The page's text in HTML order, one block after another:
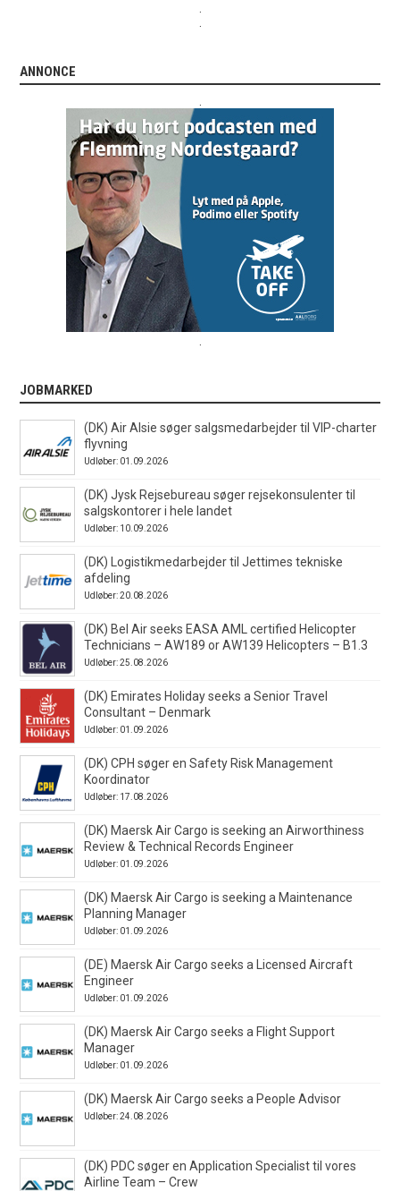
.
.
ANNONCE
.
.
JOBMARKED
(DK) Air Alsie søger salgsmedarbejder til VIP-charter
flyvning
Udløber: 01.09.2026
(DK) Jysk Rejsebureau søger rejsekonsulenter til
salgskontorer i hele landet
Udløber: 10.09.2026
(DK) Logistikmedarbejder til Jettimes tekniske
afdeling
Udløber: 20.08.2026
(DK) Bel Air seeks EASA AML certified Helicopter
Technicians – AW189 or AW139 Helicopters – B1.3
Udløber: 25.08.2026
(DK) Emirates Holiday seeks a Senior Travel
Consultant – Denmark
Udløber: 01.09.2026
(DK) CPH søger en Safety Risk Management
Koordinator
Udløber: 17.08.2026
(DK) Maersk Air Cargo is seeking an Airworthiness
Review & Technical Records Engineer
Udløber: 01.09.2026
(DK) Maersk Air Cargo is seeking a Maintenance
Planning Manager
Udløber: 01.09.2026
(DE) Maersk Air Cargo seeks a Licensed Aircraft
Engineer
Udløber: 01.09.2026
(DK) Maersk Air Cargo seeks a Flight Support
Manager
Udløber: 01.09.2026
(DK) Maersk Air Cargo seeks a People Advisor
Udløber: 24.08.2026
(DK) PDC søger en Application Specialist til vores
Airline Team – Crew